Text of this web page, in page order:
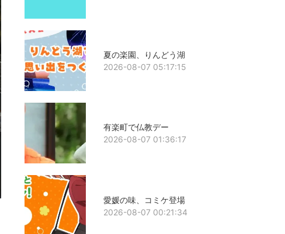
夏の楽園、りんどう湖
2026-08-07 05:17:15
有楽町で仏教デー
2026-08-07 01:36:17
愛媛の味、コミケ登場
2026-08-07 00:21:34